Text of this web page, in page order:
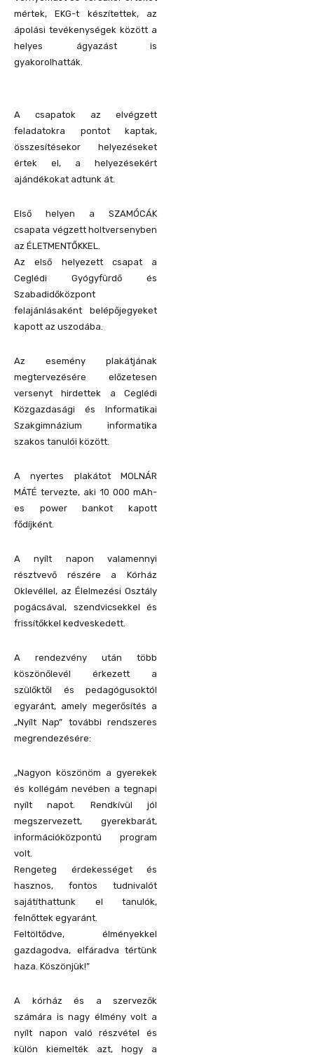
mértek, EKG-t készítettek, az
ápolási tevékenységek között a
helyes ágyazást is
gyakorolhatták.
A csapatok az elvégzett
feladatokra pontot kaptak,
összesítésekor helyezéseket
értek el, a helyezésekért
ajándékokat adtunk át.
Első helyen a SZAMÓCÁK
csapata végzett holtversenyben
az ÉLETMENTŐKKEL.
Az első helyezett csapat a
Ceglédi Gyógyfürdő és
Szabadidőközpont
felajánlásaként belépőjegyeket
kapott az uszodába.
Az esemény plakátjának
megtervezésére előzetesen
versenyt hirdettek a Ceglédi
Közgazdasági és Informatikai
Szakgimnázium informatika
szakos tanulói között.
A nyertes plakátot MOLNÁR
MÁTÉ tervezte, aki 10 000 mAh-
es power bankot kapott
fődíjként.
A nyílt napon valamennyi
résztvevő részére a Kórház
Oklevéllel, az Élelmezési Osztály
pogácsával, szendvicsekkel és
frissítőkkel kedveskedett.
A rendezvény után több
köszönőlevél érkezett a
szülőktől és pedagógusoktól
egyaránt, amely megerősítés a
„Nyílt Nap” további rendszeres
megrendezésére:
„Nagyon köszönöm a gyerekek
és kollégám nevében a tegnapi
nyílt napot. Rendkívül jól
megszervezett, gyerekbarát,
információközpontú program
volt.
Rengeteg érdekességet és
hasznos, fontos tudnivalót
sajátíthattunk el tanulók,
felnőttek egyaránt.
Feltöltődve, élményekkel
gazdagodva, elfáradva tértünk
haza. Köszönjük!”
A kórház és a szervezők
számára is nagy élmény volt a
nyílt napon való részvétel és
külön kiemelték azt, hogy a